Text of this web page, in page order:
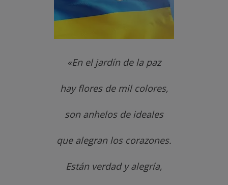
«En el jardín de la paz
hay flores de mil colores,
son anhelos de ideales
que alegran los corazones.
Están verdad y alegría,